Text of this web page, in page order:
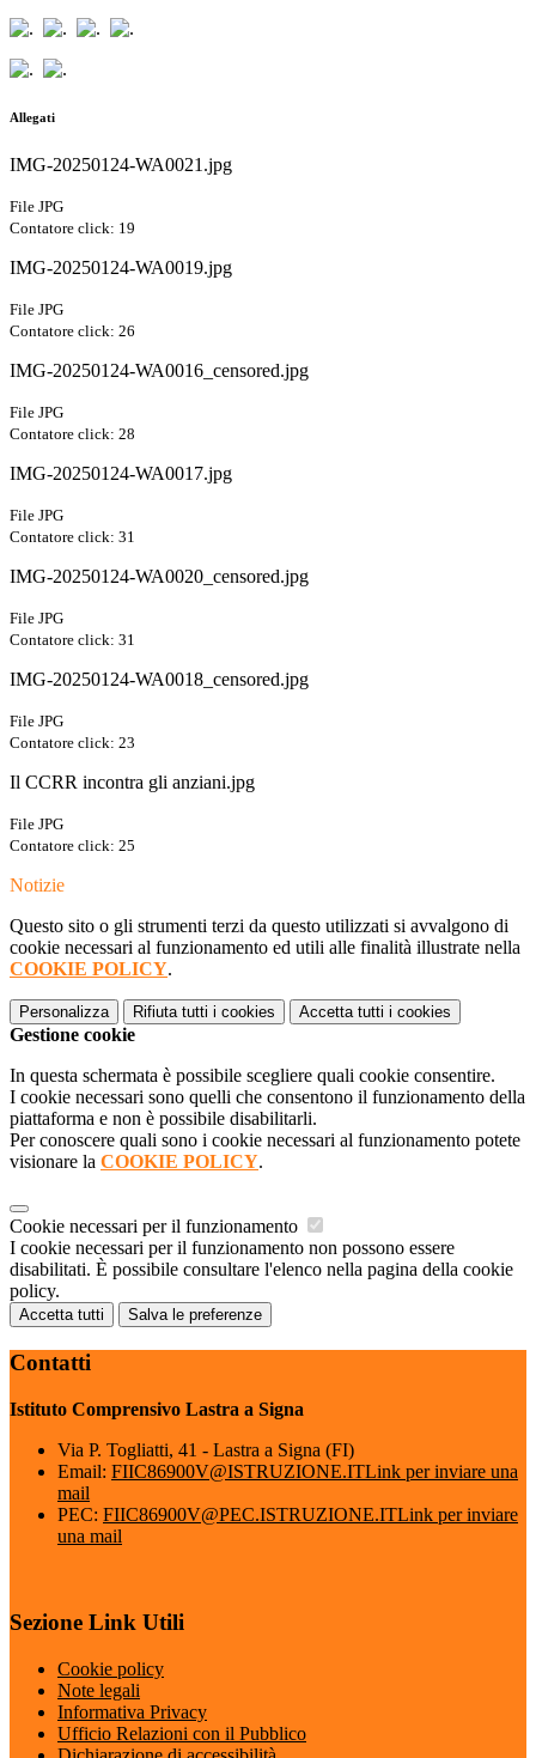
Allegati
IMG-20250124-WA0021.jpg
File JPG
Contatore click: 19
IMG-20250124-WA0019.jpg
File JPG
Contatore click: 26
IMG-20250124-WA0016_censored.jpg
File JPG
Contatore click: 28
IMG-20250124-WA0017.jpg
File JPG
Contatore click: 31
IMG-20250124-WA0020_censored.jpg
File JPG
Contatore click: 31
IMG-20250124-WA0018_censored.jpg
File JPG
Contatore click: 23
Il CCRR incontra gli anziani.jpg
File JPG
Contatore click: 25
Notizie
Questo sito o gli strumenti terzi da questo utilizzati si avvalgono di
cookie necessari al funzionamento ed utili alle finalità illustrate nella
COOKIE POLICY.
Personalizza Rifiuta tutti i cookies Accetta tutti i cookies
Gestione cookie
In questa schermata è possibile scegliere quali cookie consentire.
I cookie necessari sono quelli che consentono il funzionamento della
piattaforma e non è possibile disabilitarli.
Per conoscere quali sono i cookie necessari al funzionamento potete
visionare la COOKIE POLICY.
Cookie necessari per il funzionamento
I cookie necessari per il funzionamento non possono essere
disabilitati. È possibile consultare l'elenco nella pagina della cookie
policy.
Accetta tutti Salva le preferenze
Contatti
Istituto Comprensivo Lastra a Signa
Via P. Togliatti, 41 - Lastra a Signa (FI)
Email: FIIC86900V@ISTRUZIONE.ITLink per inviare una
mail
PEC: FIIC86900V@PEC.ISTRUZIONE.ITLink per inviare
una mail
Sezione Link Utili
Cookie policy
Note legali
Informativa Privacy
Ufficio Relazioni con il Pubblico